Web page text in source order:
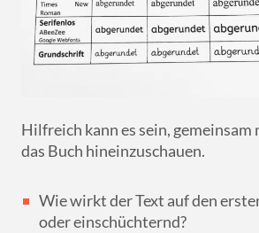
Hilfreich kann es sein, gemeinsam
das Buch hineinzuschauen.
Wie wirkt der Text auf den
oder einschüchternd?